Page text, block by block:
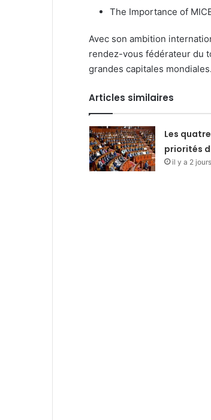
The Importance of
Avec son ambition
rendez-vous fédérateur du
grandes capitales mondiales.
Articles similaires
Les
priorités
il y a 2 jours